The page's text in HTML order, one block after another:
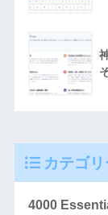
カテゴリ
4000